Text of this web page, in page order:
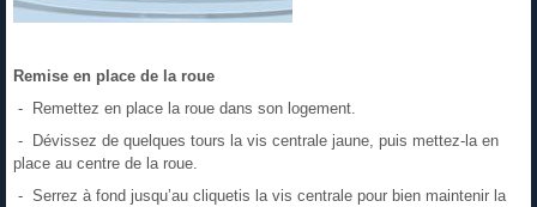
Remise en place de la roue
- Remettez en place la roue dans son logement.
- Dévissez de quelques tours la vis centrale jaune, puis mettez-la en
place au centre de la roue.
- Serrez à fond jusqu’au cliquetis la vis centrale pour bien maintenir la